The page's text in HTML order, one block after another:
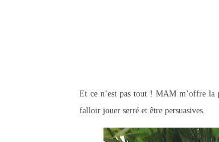
Et ce n’est pas tout ! MAM m’offre la
falloir jouer serré et être persuasives.